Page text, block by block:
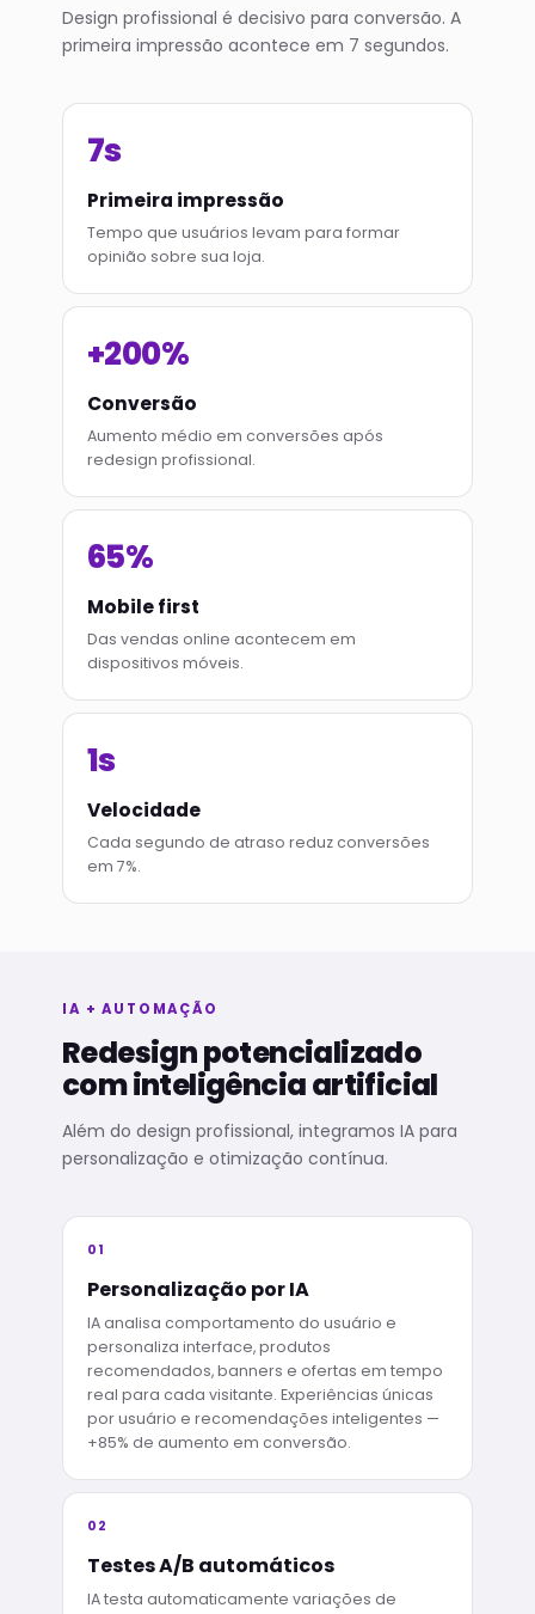
Design profissional é decisivo para conversão. A
primeira impressão acontece em 7 segundos.
7s
Primeira impressão
Tempo que usuários levam para formar
opinião sobre sua loja.
+200%
Conversão
Aumento médio em conversões após
redesign profissional.
65%
Mobile first
Das vendas online acontecem em
dispositivos móveis.
1s
Velocidade
Cada segundo de atraso reduz conversões
em 7%.
IA + AUTOMAÇÃO
Redesign potencializado
com inteligência artificial
Além do design profissional, integramos IA para
personalização e otimização contínua.
01
Personalização por IA
IA analisa comportamento do usuário e
personaliza interface, produtos
recomendados, banners e ofertas em tempo
real para cada visitante. Experiências únicas
por usuário e recomendações inteligentes —
+85% de aumento em conversão.
02
Testes A/B automáticos
IA testa automaticamente variações de